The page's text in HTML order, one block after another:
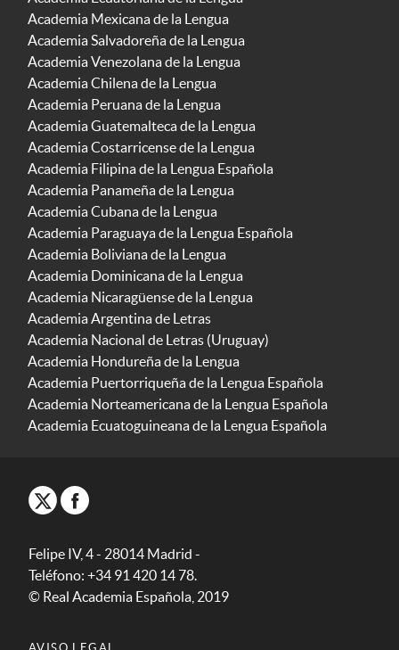
Academia Mexicana de la Lengua
Academia Salvadoreña de la Lengua
Academia Venezolana de la Lengua
Academia Chilena de la Lengua
Academia Peruana de la Lengua
Academia Guatemalteca de la Lengua
Academia Costarricense de la Lengua
Academia Filipina de la Lengua Española
Academia Panameña de la Lengua
Academia Cubana de la Lengua
Academia Paraguaya de la Lengua Española
Academia Boliviana de la Lengua
Academia Dominicana de la Lengua
Academia Nicaragüense de la Lengua
Academia Argentina de Letras
Academia Nacional de Letras (Uruguay)
Academia Hondureña de la Lengua
Academia Puertorriqueña de la Lengua Española
Academia Norteamericana de la Lengua Española
Academia Ecuatoguineana de la Lengua Española
Felipe IV, 4 - 28014 Madrid -
Teléfono: +34 91 420 14 78.
© Real Academia Española, 2019